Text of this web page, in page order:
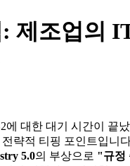
제조업의
에 대한 대기 시간이 끝
략적 티핑 포인트입니
5.0의 부상으로 "규정